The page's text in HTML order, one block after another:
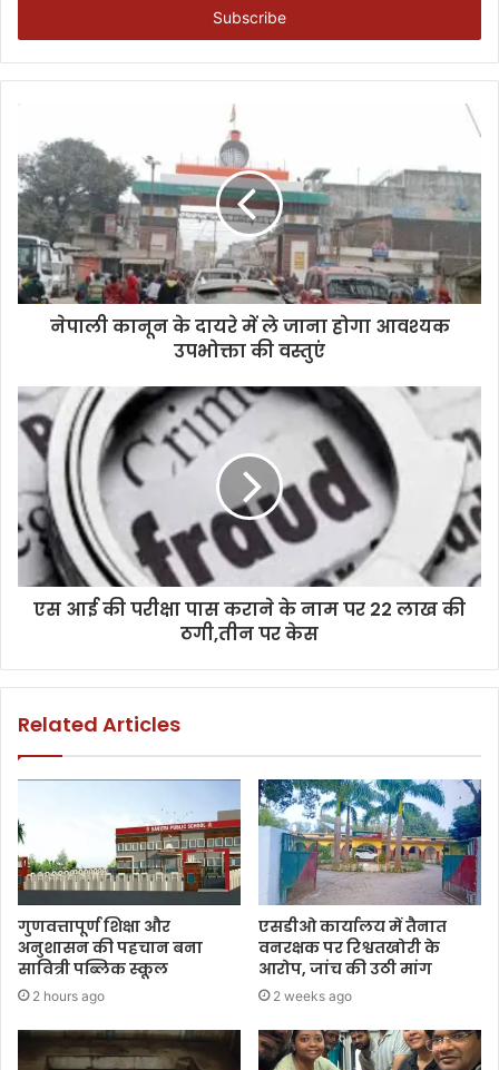
नेपाली कानून के दायरे में ले जाना होगा आवश्यक
उपभोक्ता की वस्तुएं
एस आई की परीक्षा पास कराने के नाम पर 22 लाख की
ठगी,तीन पर केस
Related Articles
गुणवत्तापूर्ण शिक्षा और
अनुशासन की पहचान बना
सावित्री पब्लिक स्कूल
2 hours ago
एसडीओ कार्यालय में तैनात
वनरक्षक पर रिश्वतखोरी के
आरोप, जांच की उठी मांग
2 weeks ago